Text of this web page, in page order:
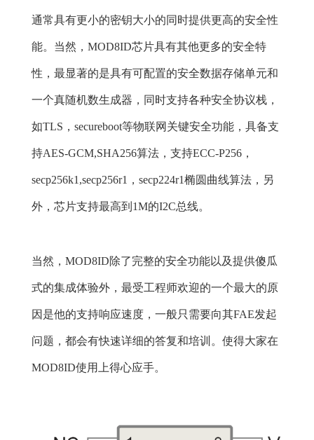
通常具有更小的密钥大小的同时提供更高的安全性
能。当然，MOD8ID芯片具有其他更多的安全特
性，最显著的是具有可配置的安全数据存储单元和
一个真随机数生成器，同时支持各种安全协议栈，
如TLS，secureboot等物联网关键安全功能，具备支
持AES-GCM,SHA256算法，支持ECC-P256，
secp256k1,secp256r1，secp224r1椭圆曲线算法，另
外，芯片支持最高到1M的I2C总线。
当然，MOD8ID除了完整的安全功能以及提供傻瓜
式的集成体验外，最受工程师欢迎的一个最大的原
因是他的支持响应速度，一般只需要向其FAE发起
问题，都会有快速详细的答复和培训。使得大家在
MOD8ID使用上得心应手。